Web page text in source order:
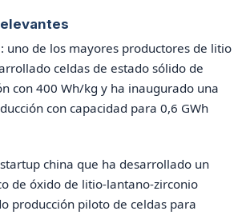
: uno de los mayores productores de litio
celdas de estado sólido de
con 400 Wh/kg y ha inaugurado una
con capacidad para 0,6 GWh
china que ha desarrollado un
de óxido de litio-lantano-zirconio
producción piloto de celdas para